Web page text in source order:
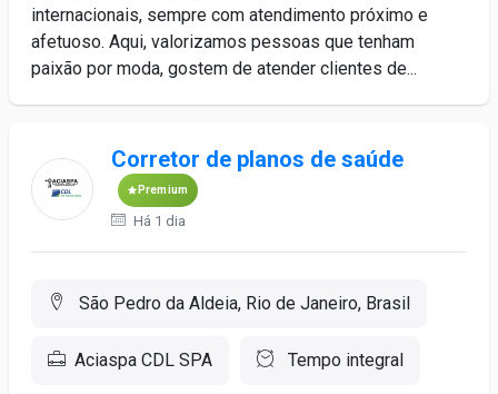
internacionais, sempre com atendimento próximo e
afetuoso. Aqui, valorizamos pessoas que tenham
paixão por moda, gostem de atender clientes de...
Corretor de planos de saúde
Premium
Há 1 dia
São Pedro da Aldeia, Rio de Janeiro, Brasil
Aciaspa CDL SPA Tempo integral